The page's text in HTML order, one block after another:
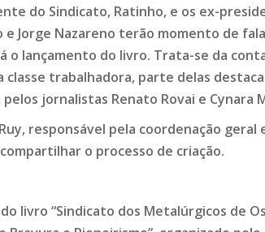
do Sindicato, Ratinho, e os ex-
e Jorge Nazareno terão momento de
o lançamento do livro. Trata-se da
trabalhadora, parte delas
jornalistas Renato Rovai e Cynara
responsável pela coordenação
o processo de criação.
livro “Sindicato dos Metalúrgicos de